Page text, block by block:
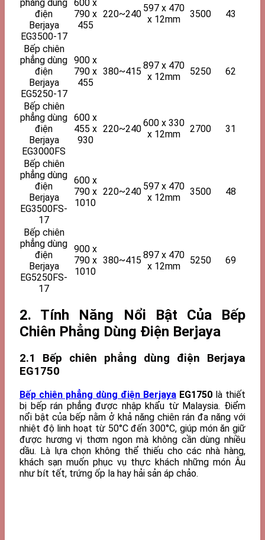
phẳng dùng
điện
Berjaya
EG3500-17
600 x
790 x
455
220~240
597 x 470
x 12mm
3500 43
Bếp chiên
phẳng dùng
điện
Berjaya
EG5250-17
900 x
790 x
455
380~415
897 x 470
x 12mm
5250 62
Bếp chiên
phẳng dùng
điện
Berjaya
EG3000FS
600 x
455 x
930
220~240
600 x 330
x 12mm
2700 31
Bếp chiên
phẳng dùng
điện
Berjaya
EG3500FS-
17
600 x
790 x
1010
220~240 597 x 470
x 12mm
3500 48
Bếp chiên
phẳng dùng
điện
Berjaya
EG5250FS-
17
900 x
790 x
1010
380~415 897 x 470
x 12mm
5250 69
2. Tính Năng Nổi Bật Của Bếp
Chiên Phẳng Dùng Điện Berjaya
2.1 Bếp chiên phẳng dùng điện Berjaya
EG1750
Bếp chiên phẳng dùng điện Berjaya EG1750 là thiết
bị bếp rán phẳng được nhập khẩu từ Malaysia. Điểm
nổi bật của bếp nằm ở khả năng chiên rán đa năng với
nhiệt độ linh hoạt từ 50°C đến 300°C, giúp món ăn giữ
được hương vị thơm ngon mà không cần dùng nhiều
dầu. Là lựa chọn không thể thiếu cho các nhà hàng,
khách sạn muốn phục vụ thực khách những món Âu
như bít tết, trứng ốp la hay hải sản áp chảo.